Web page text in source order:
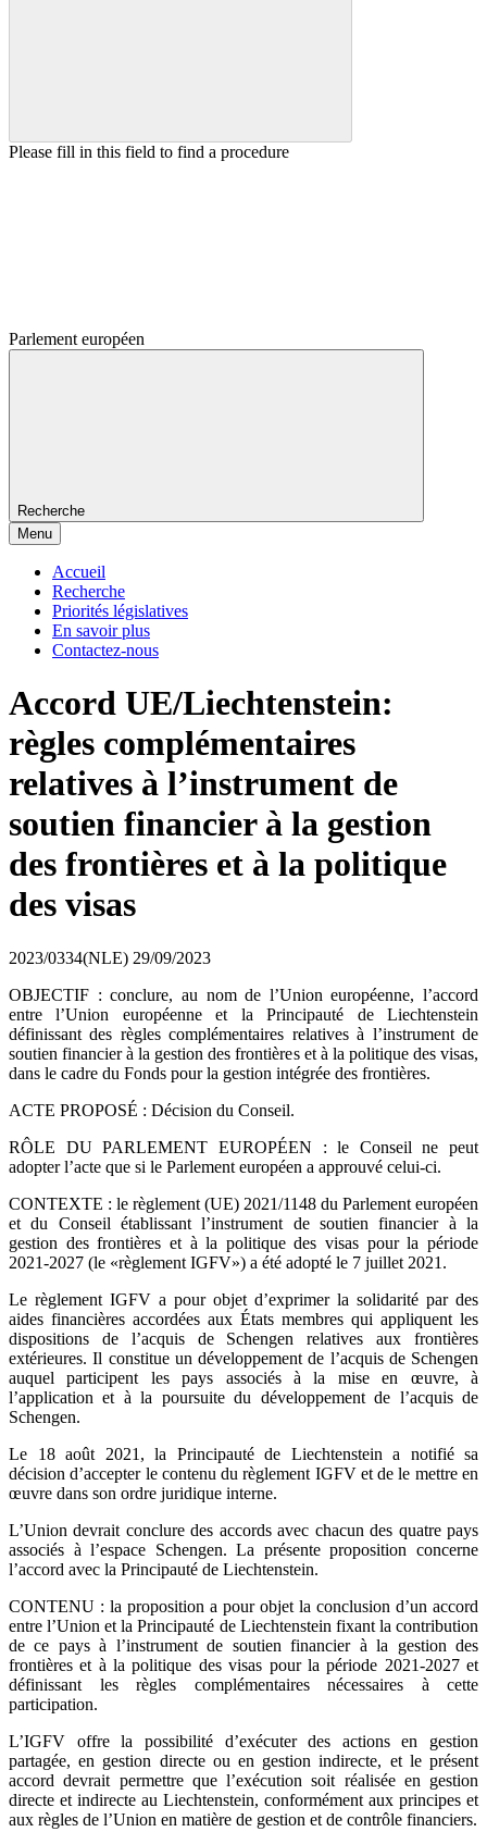
Please fill in this field to find a procedure
Parlement européen
Recherche
Menu
Accueil
Recherche
Priorités législatives
En savoir plus
Contactez-nous
Accord UE/Liechtenstein:
règles complémentaires
relatives à l’instrument de
soutien financier à la gestion
des frontières et à la politique
des visas
2023/0334(NLE) 29/09/2023
OBJECTIF : conclure, au nom de l’Union européenne, l’accord
entre l’Union européenne et la Principauté de Liechtenstein
définissant des règles complémentaires relatives à l’instrument de
soutien financier à la gestion des frontières et à la politique des visas,
dans le cadre du Fonds pour la gestion intégrée des frontières.
ACTE PROPOSÉ : Décision du Conseil.
RÔLE DU PARLEMENT EUROPÉEN : le Conseil ne peut
adopter l’acte que si le Parlement européen a approuvé celui-ci.
CONTEXTE : le règlement (UE) 2021/1148 du Parlement européen
et du Conseil établissant l’instrument de soutien financier à la
gestion des frontières et à la politique des visas pour la période
2021‑2027 (le «règlement IGFV») a été adopté le 7 juillet 2021.
Le règlement IGFV a pour objet d’exprimer la solidarité par des
aides financières accordées aux États membres qui appliquent les
dispositions de l’acquis de Schengen relatives aux frontières
extérieures. Il constitue un développement de l’acquis de Schengen
auquel participent les pays associés à la mise en œuvre, à
l’application et à la poursuite du développement de l’acquis de
Schengen.
Le 18 août 2021, la Principauté de Liechtenstein a notifié sa
décision d’accepter le contenu du règlement IGFV et de le mettre en
œuvre dans son ordre juridique interne.
L’Union devrait conclure des accords avec chacun des quatre pays
associés à l’espace Schengen. La présente proposition concerne
l’accord avec la Principauté de Liechtenstein.
CONTENU : la proposition a pour objet la conclusion d’un accord
entre l’Union et la Principauté de Liechtenstein fixant la contribution
de ce pays à l’instrument de soutien financier à la gestion des
frontières et à la politique des visas pour la période 2021-2027 et
définissant les règles complémentaires nécessaires à cette
participation.
L’IGFV offre la possibilité d’exécuter des actions en gestion
partagée, en gestion directe ou en gestion indirecte, et le présent
accord devrait permettre que l’exécution soit réalisée en gestion
directe et indirecte au Liechtenstein, conformément aux principes et
aux règles de l’Union en matière de gestion et de contrôle financiers.